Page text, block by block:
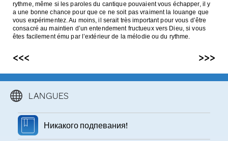
rythme, même si les paroles du cantique pouvaient vous échapper, il y
a une bonne chance pour que ce ne soit pas vraiment la louange que
vous expérimentez. Au moins, il serait très important pour vous d’être
consacré au maintien d’un entendement fructueux vers Dieu, si vous
êtes facilement ému par l’extérieur de la mélodie ou du rythme.
<<< >>>
LANGUES
Никакого подпевания!